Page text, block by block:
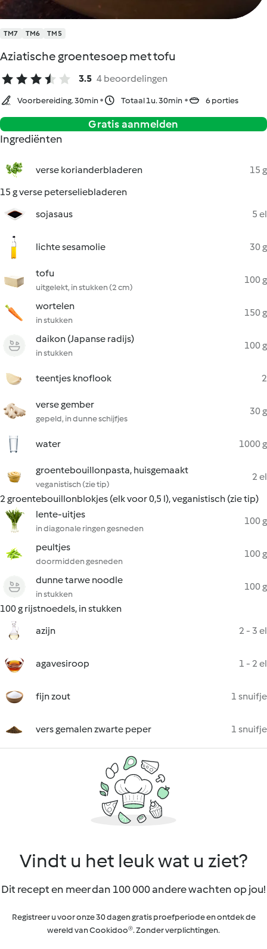
TM7 TM6 TM5
Aziatische groentesoep met tofu
3.5 4 beoordelingen
Voorbereiding. 30min Totaal 1u. 30min 6 porties
Gratis aanmelden
Ingrediënten
verse korianderbladeren
15 g
15 g verse peterseliebladeren
sojasaus
5 el
lichte sesamolie 30 g
tofu
uitgelekt, in stukken (2 cm)
100 g
wortelen
in stukken
150 g
daikon (Japanse radijs)
in stukken
100 g
teentjes knoflook 2
verse gember
gepeld, in dunne schijfjes
30 g
water 1000 g
groentebouillonpasta, huisgemaakt
veganistisch (zie tip)
2 el
2 groentebouillonblokjes (elk voor 0,5 l), veganistisch (zie tip)
lente-uitjes
in diagonale ringen gesneden
100 g
peultjes
doormidden gesneden
100 g
dunne tarwe noodle
in stukken
100 g
100 g rijstnoedels, in stukken
azijn
2 - 3 el
agavesiroop 1 - 2 el
fijn zout 1 snuifje
vers gemalen zwarte peper 1 snuifje
Vindt u het leuk wat u ziet?
Dit recept en meer dan 100 000 andere wachten op jou!
Registreer u voor onze 30 dagen gratis proefperiode en ontdek de
wereld van Cookidoo®. Zonder verplichtingen.